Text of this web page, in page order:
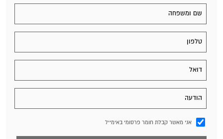
אני מאשר קבלת חומר פרסומי באימייל